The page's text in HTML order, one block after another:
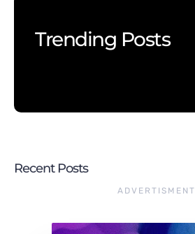
Trending Posts
Recent Posts
ADVERTISMENT